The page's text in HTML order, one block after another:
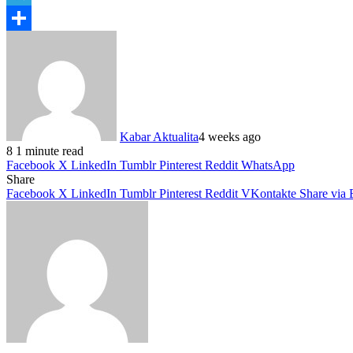
Telegram
Kabar Aktualita4 weeks ago
8 1 minute read
Facebook X LinkedIn Tumblr Pinterest Reddit WhatsApp
Share
Facebook X LinkedIn Tumblr Pinterest Reddit VKontakte Share via